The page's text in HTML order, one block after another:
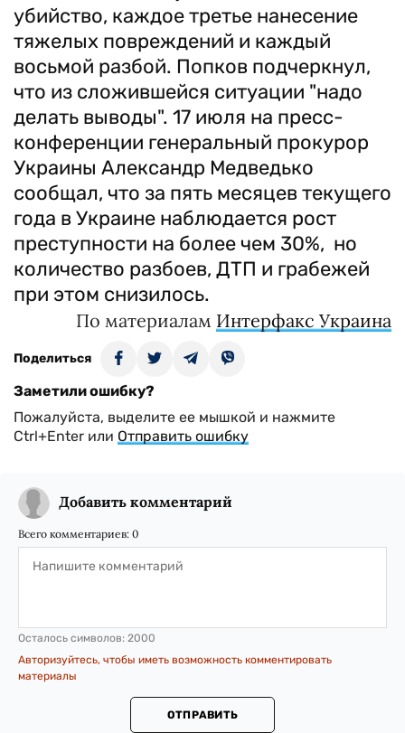
убийство, каждое третье нанесение
тяжелых повреждений и каждый
восьмой разбой. Попков подчеркнул,
что из сложившейся ситуации "надо
делать выводы". 17 июля на пресс-
конференции генеральный прокурор
Украины Александр Медведько
сообщал, что за пять месяцев текущего
года в Украине наблюдается рост
преступности на более чем 30%, но
количество разбоев, ДТП и грабежей
при этом снизилось.
По материалам Интерфакс Украина
Поделиться
Заметили ошибку?
Пожалуйста, выделите ее мышкой и нажмите
Ctrl+Enter или Отправить ошибку
Добавить комментарий
Всего комментариев: 0
Осталось символов: 2000
Авторизуйтесь, чтобы иметь возможность комментировать
материалы
ОТПРАВИТЬ